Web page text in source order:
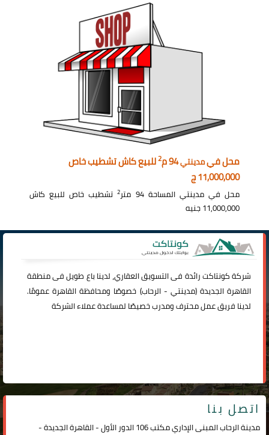
محل فيمدينتي94 م 2للبيع كاش تشطيب خاص
11,000,000 ج
محل في مدينتي المساحة 94 متر 2تشطيب خاص للبيع كاش
11,000,000 جنيه
شركةكونتاكترائدة فى التسويق العقاري، لدينا باع طويل فى منطقة
القاهرة الجديدة (مدينتي -الرحاب) خصوصًا ومحافظة القاهرة عمومًا.
لدينا فريق عمل محترف ومدرب خصيصًا لمساعدة عملاء الشركة
اتصل بنا
مدينة الرحاب المبنى الإداري مكتب 106 الدور الأول - القاهرة الجديدة -